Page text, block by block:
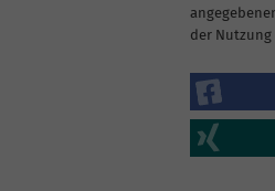
der Nutzung